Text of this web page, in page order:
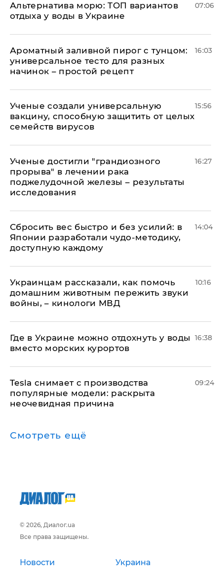
Альтернатива морю: ТОП вариантов
отдыха у воды в Украине
07:06
Ароматный заливной пирог с тунцом:
универсальное тесто для разных
начинок – простой рецепт
16:03
Ученые создали универсальную
вакцину, способную защитить от целых
семейств вирусов
15:56
Ученые достигли "грандиозного
прорыва" в лечении рака
поджелудочной железы – результаты
исследования
16:27
Сбросить вес быстро и без усилий: в
Японии разработали чудо-методику,
доступную каждому
14:04
Украинцам рассказали, как помочь
домашним животным пережить звуки
войны, – кинологи МВД
10:16
Где в Украине можно отдохнуть у воды
вместо морских курортов
16:38
Tesla снимает с производства
популярные модели: раскрыта
неочевидная причина
09:24
Смотреть ещё
© 2026, Диалог.ua
Все права защищены.
Новости Украина